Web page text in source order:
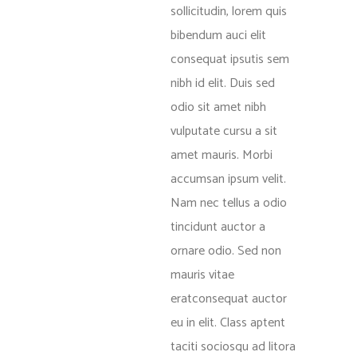
sollicitudin, lorem quis
bibendum auci elit
consequat ipsutis sem
nibh id elit. Duis sed
odio sit amet nibh
vulputate cursu a sit
amet mauris. Morbi
accumsan ipsum velit.
Nam nec tellus a odio
tincidunt auctor a
ornare odio. Sed non
mauris vitae
eratconsequat auctor
eu in elit. Class aptent
taciti sociosqu ad litora